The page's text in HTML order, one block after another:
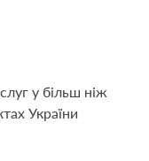
у більш ніж
України